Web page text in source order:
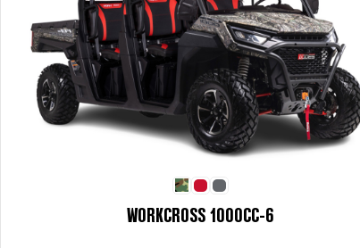
WORKCROSS 1000CC-6